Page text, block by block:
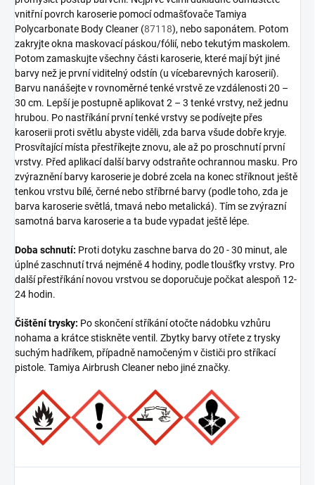
vnitřní povrch karoserie pomocí odmašťovače Tamiya
Polycarbonate Body Cleaner (87118), nebo saponátem. Potom
zakryjte okna maskovací páskou/fólií, nebo tekutým maskolem.
Potom zamaskujte všechny části karoserie, které mají být jiné
barvy než je první viditelný odstín (u vícebarevných karoserií).
Barvu nanášejte v rovnoměrné tenké vrstvě ze vzdálenosti 20 –
30 cm. Lepší je postupně aplikovat 2 – 3 tenké vrstvy, než jednu
hrubou. Po nastříkání první tenké vrstvy se podívejte přes
karoserii proti světlu abyste viděli, zda barva všude dobře kryje.
Prosvítající místa přestříkejte znovu, ale až po proschnutí první
vrstvy. Před aplikací další barvy odstraňte ochrannou masku. Pro
zvýraznění barvy karoserie je dobré zcela na konec stříknout ještě
tenkou vrstvu bílé, černé nebo stříbrné barvy (podle toho, zda je
barva karoserie světlá, tmavá nebo metalická). Tím se zvýrazní
samotná barva karoserie a ta bude vypadat ještě lépe.
Doba schnutí: Proti dotyku zaschne barva do 20 - 30 minut, ale
úplné zaschnutí trvá nejméně 4 hodiny, podle tloušťky vrstvy. Pro
další přestříkání novou vrstvou se doporučuje počkat alespoň 12-
24 hodin.
Čištění trysky: Po skončení stříkání otočte nádobku vzhůru
nohama a krátce stiskněte ventil. Zbytky barvy otřete z trysky
suchým hadříkem, případně namočeným v čističi pro stříkací
pistole. Tamiya Airbrush Cleaner nebo jiné značky.